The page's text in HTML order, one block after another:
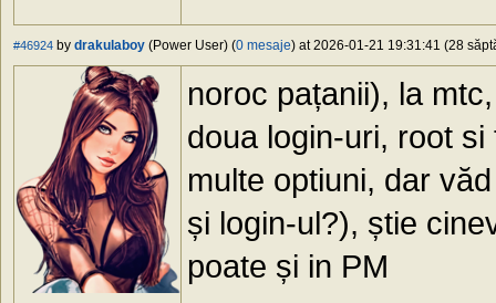
#46924 by drakulaboy (Power User) (0 mesaje) at 2026-01-21 19:31:41 (28
noroc pațanii), la
doua login-uri, root
multe optiuni, dar
și login-ul?), știe
poate și in PM